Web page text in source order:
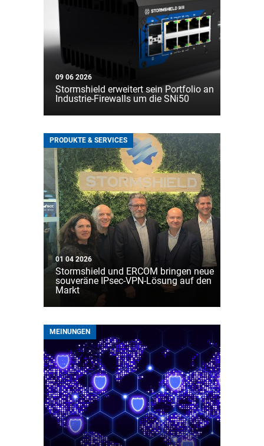
09 06 2026
Stormshield erweitert sein Portfolio an
Industrie-Firewalls um die SNi50
PRODUKTE & SERVICES
01 04 2026
Stormshield und ERCOM bringen neue
souveräne IPsec-VPN-Lösung auf den
Markt
MEINUNGEN